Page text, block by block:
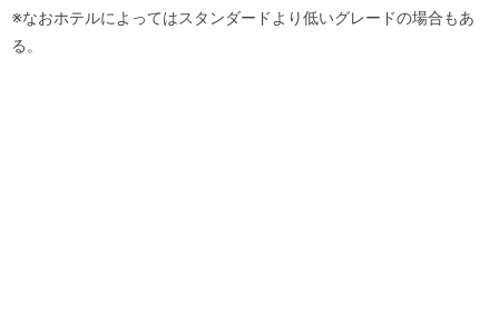
※なおホテルによってはスタンダードより低いグレードの場合もあ
る。